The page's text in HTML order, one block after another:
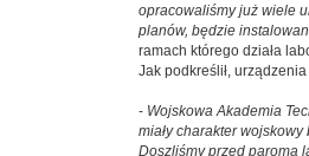
opracowaliśmy już wiele
planów, będzie
ramach którego działa
Jak podkreślił,
- Wojskowa Akademia
miały charakter
Doszliśmy przed paroma